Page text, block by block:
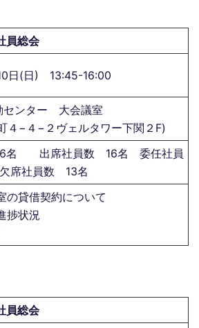
総会
日(日) 13:45-16:00
センター 大会議室
４−４−２ヴェルタワー下関２F)
名 出席社員数 16名 委任社員
社員数 13名
の貸借契約について
捗状況
総会